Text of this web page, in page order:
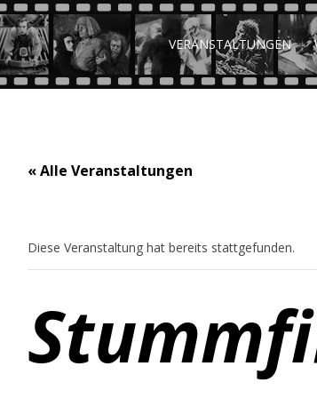
VERANSTALTUNGEN
« Alle Veranstaltungen
Diese Veranstaltung hat bereits stattgefunden.